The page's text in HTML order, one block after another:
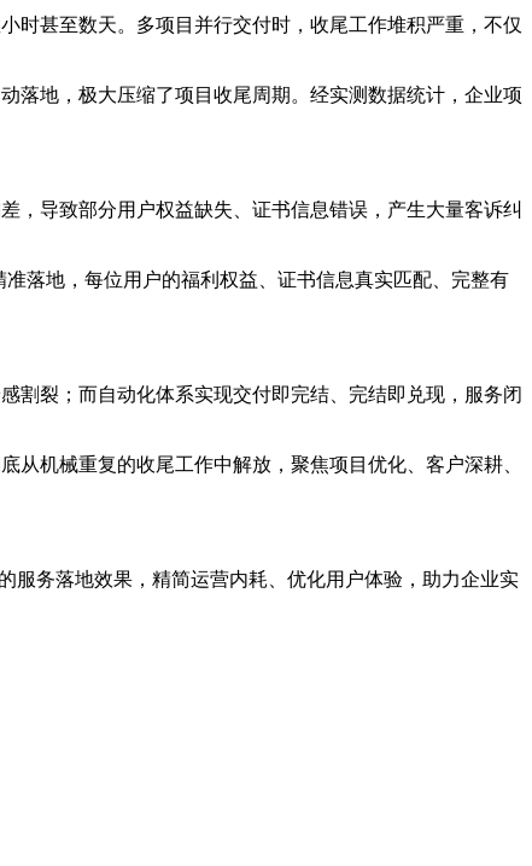
时甚至数天。多项目并行交付时，收尾工作堆积严重，不仅
落地，极大压缩了项目收尾周期。经实测数据统计，企业项
，导致部分用户权益缺失、证书信息错误，产生大量客诉纠
落地，每位用户的福利权益、证书信息真实匹配、完整有
割裂；而自动化体系实现交付即完结、完结即兑现，服务闭
机械重复的收尾工作中解放，聚焦项目优化、客户深耕、
服务落地效果，精简运营内耗、优化用户体验，助力企业实